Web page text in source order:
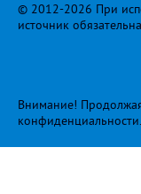
© 2012-2026 При
источник
Внимание!
конфиденциальности